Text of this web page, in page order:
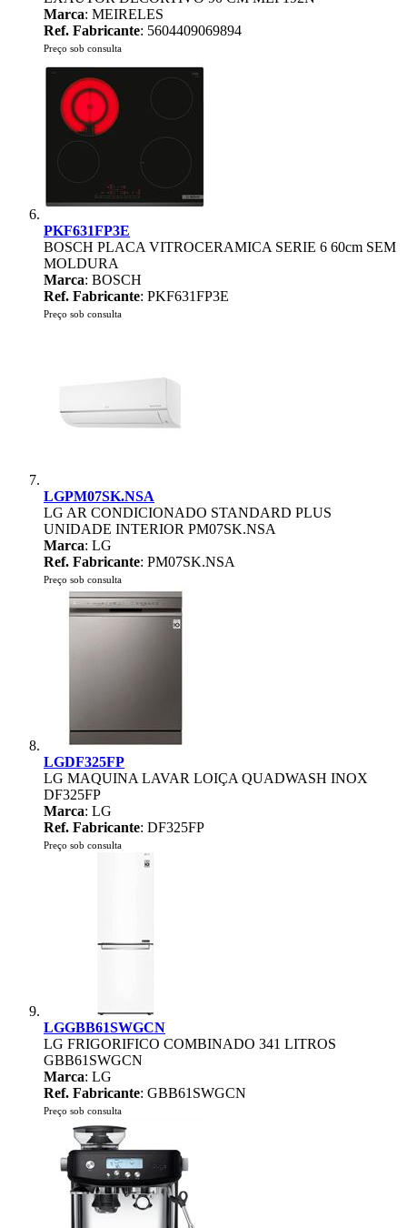
Marca: MEIRELES
Ref. Fabricante: 5604409069894
Preço sob consulta
PKF631FP3E
BOSCH PLACA VITROCERAMICA SERIE 6 60cm SEM
MOLDURA
Marca: BOSCH
Ref. Fabricante: PKF631FP3E
Preço sob consulta
LGPM07SK.NSA
LG AR CONDICIONADO STANDARD PLUS
UNIDADE INTERIOR PM07SK.NSA
Marca: LG
Ref. Fabricante: PM07SK.NSA
Preço sob consulta
LGDF325FP
LG MAQUINA LAVAR LOIÇA QUADWASH INOX
DF325FP
Marca: LG
Ref. Fabricante: DF325FP
Preço sob consulta
LGGBB61SWGCN
LG FRIGORIFICO COMBINADO 341 LITROS
GBB61SWGCN
Marca: LG
Ref. Fabricante: GBB61SWGCN
Preço sob consulta